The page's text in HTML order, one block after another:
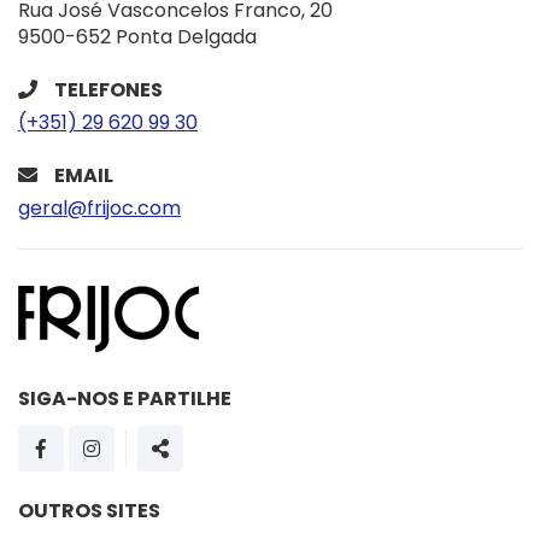
Rua José Vasconcelos Franco, 20
9500-652 Ponta Delgada
TELEFONES
(+351) 29 620 99 30
EMAIL
geral@frijoc.com
SIGA-NOS E PARTILHE
PÁGINA DO FACEBOOK
PÁGINA DO INSTAGRAM
SHARE
OUTROS SITES